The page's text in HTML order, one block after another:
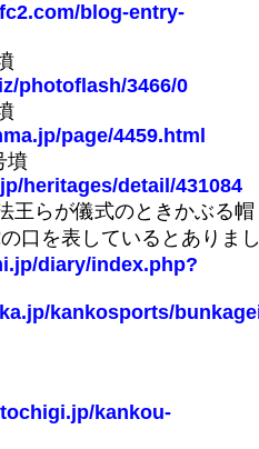
blog-entry-
photoflash/3466/0
page/4459.html
墳
heritages/detail/431084
王らが儀式のときかぶる帽
口を表しているとありま
diary/index.php?
kankosports/
kankou-